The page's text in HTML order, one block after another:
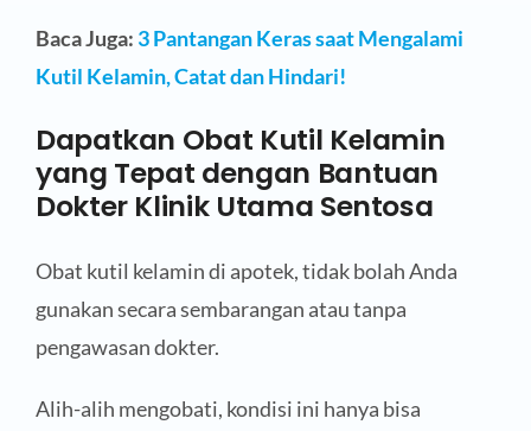
Baca Juga: 3 Pantangan Keras saat Mengalami
Kutil Kelamin, Catat dan Hindari!
Dapatkan Obat Kutil Kelamin
yang Tepat dengan Bantuan
Dokter Klinik Utama Sentosa
Obat kutil kelamin di apotek, tidak bolah Anda
gunakan secara sembarangan atau tanpa
pengawasan dokter.
Alih-alih mengobati, kondisi ini hanya bisa